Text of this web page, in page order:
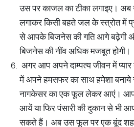
उस पर काजल का टीका लगाइए।
लगाकर किसी बहते जल के स्त्रोत में
से आपके बिजनेस की गति आगे बढ़ेगी
बिजनेस की नींव अधिक मजबूत होगी।
अगर आप अपने दाम्पत्य जीवन में प्यार
में अपने हमसफर का साथ हमेशा बनाये
नागकेसर का एक फूल लेकर आएं। आप
आयें या फिर पंसारी की दुकान से भी
सकते हैं। अब उस फूल पर एक बूंद